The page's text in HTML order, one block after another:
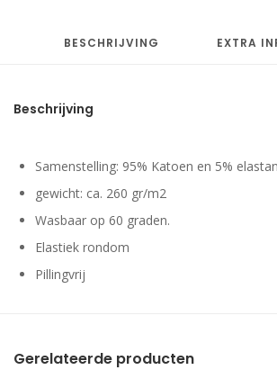
BESCHRIJVING EXTRA
Beschrijving
Samenstelling: 95% Katoen en 5% elastan
gewicht: ca. 260 gr/m2
Wasbaar op 60 graden.
Elastiek rondom
Pillingvrij
Gerelateerde producten